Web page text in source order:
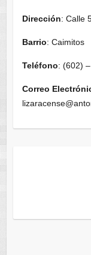
Dirección: Calle
Barrio: Caimitos
Teléfono: (602)
Correo